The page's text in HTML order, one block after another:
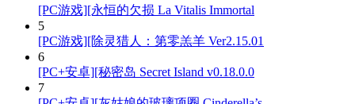
[PC游戏][永恒的欠损 La Vitalis Immortal
5
[PC游戏][除灵猎人：第零羔羊 Ver2.15.01
6
[PC+安卓][秘密岛 Secret Island v0.18.0.0
7